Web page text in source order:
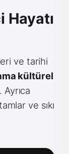
Hayatı
ve tarihi
kültürel
ve sıkı